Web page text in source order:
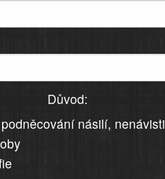
Důvod:
násilí, nenávisti